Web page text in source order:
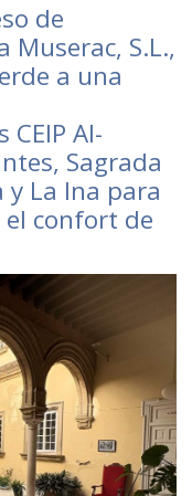
de
Muserac, S.L.,
a una
Al-
Sagrada
y La Ina para
confort de